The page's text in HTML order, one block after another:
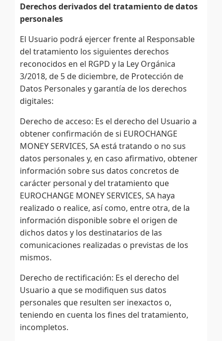
Derechos derivados del tratamiento de datos
personales
El Usuario podrá ejercer frente al Responsable
del tratamiento los siguientes derechos
reconocidos en el RGPD y la Ley Orgánica
3/2018, de 5 de diciembre, de Protección de
Datos Personales y garantía de los derechos
digitales:
Derecho de acceso: Es el derecho del Usuario a
obtener confirmación de si EUROCHANGE
MONEY SERVICES, SA está tratando o no sus
datos personales y, en caso afirmativo, obtener
información sobre sus datos concretos de
carácter personal y del tratamiento que
EUROCHANGE MONEY SERVICES, SA haya
realizado o realice, así como, entre otra, de la
información disponible sobre el origen de
dichos datos y los destinatarios de las
comunicaciones realizadas o previstas de los
mismos.
Derecho de rectificación: Es el derecho del
Usuario a que se modifiquen sus datos
personales que resulten ser inexactos o,
teniendo en cuenta los fines del tratamiento,
incompletos.